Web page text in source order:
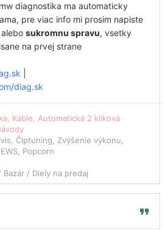
diagnostika ma automaticky
pre viac info mi prosim napiste
alebo sukromnu spravu, vsetky
na prvej strane
diag.sk
Káble, Automatická 2 kliková
Čiptuning, Zvýšenie výkonu,
Popcorn
/ Diely na predaj